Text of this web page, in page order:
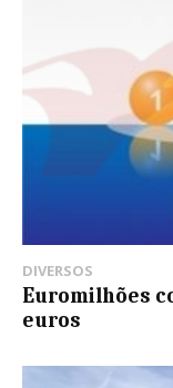
DIVERSOS
Euromilhões
euros